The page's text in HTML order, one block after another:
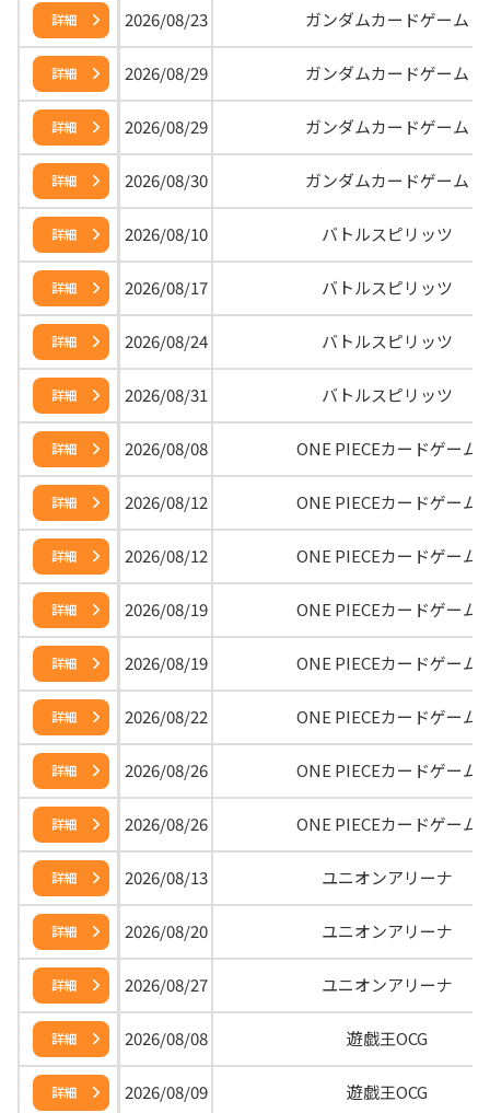
詳細 2026/08/23 ガンダムカードゲーム
詳細 2026/08/29 ガンダムカードゲーム
詳細 2026/08/29 ガンダムカードゲーム
詳細 2026/08/30 ガンダムカードゲーム
詳細 2026/08/10 バトルスピリッツ
詳細 2026/08/17 バトルスピリッツ
詳細 2026/08/24 バトルスピリッツ
詳細 2026/08/31 バトルスピリッツ
詳細 2026/08/08 ONE PIECEカードゲーム
詳細 2026/08/12 ONE PIECEカードゲーム
詳細 2026/08/12 ONE PIECEカードゲーム
詳細 2026/08/19 ONE PIECEカードゲーム
詳細 2026/08/19 ONE PIECEカードゲーム
詳細 2026/08/22 ONE PIECEカードゲーム
詳細 2026/08/26 ONE PIECEカードゲーム
詳細 2026/08/26 ONE PIECEカードゲーム
詳細 2026/08/13 ユニオンアリーナ
詳細 2026/08/20 ユニオンアリーナ
詳細 2026/08/27 ユニオンアリーナ
詳細 2026/08/08 遊戯王OCG
詳細 2026/08/09 遊戯王OCG